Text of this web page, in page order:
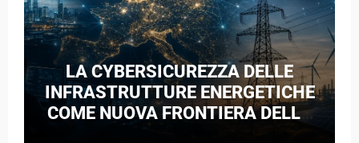
LA CYBERSICUREZZA DELLE
INFRASTRUTTURE ENERGETICHE
COME NUOVA FRONTIERA DELLA